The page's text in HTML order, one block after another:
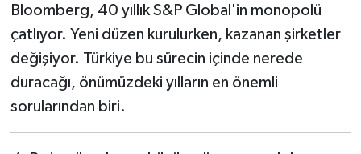
Bloomberg, 40 yıllık S&P Global'in monopolü
çatlıyor. Yeni düzen kurulurken, kazanan şirketler
değişiyor. Türkiye bu sürecin içinde nerede
duracağı, önümüzdeki yılların en önemli
sorularından biri.